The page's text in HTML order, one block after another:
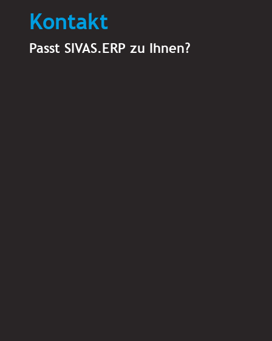
Kontakt
Passt SIVAS.ERP zu Ihnen?